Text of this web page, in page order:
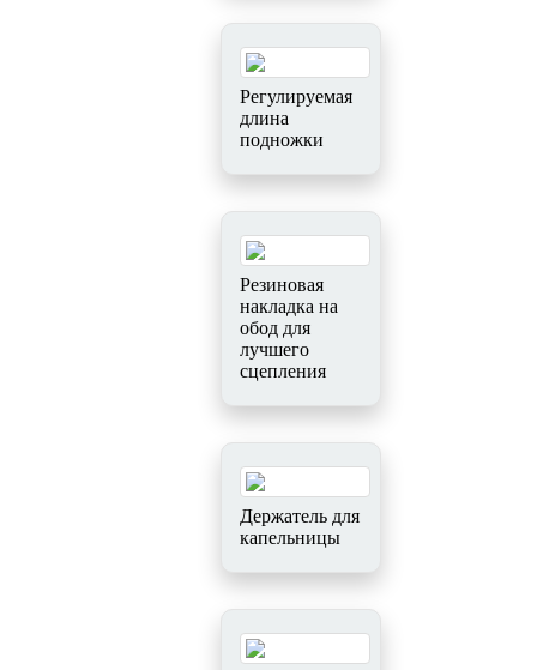
Регулируемая
длина
подножки
Резиновая
накладка на
обод для
лучшего
сцепления
Держатель для
капельницы